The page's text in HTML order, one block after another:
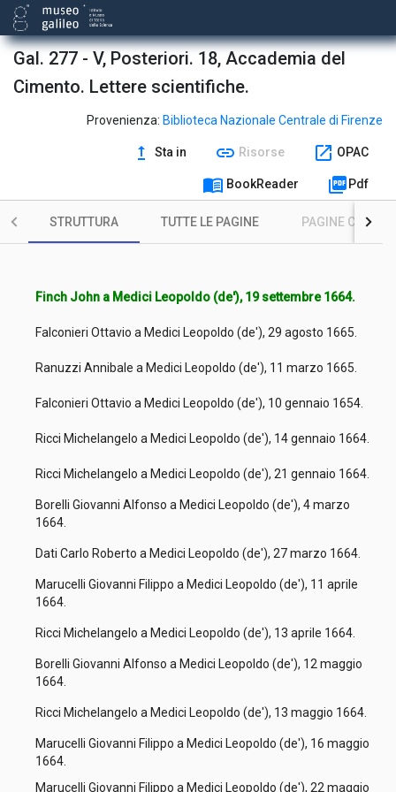
Gal. 277 - V, Posteriori. 18, Accademia del
Cimento. Lettere scientifiche.
Provenienza: Biblioteca Nazionale Centrale di Firenze
upgrade Sta in link Risorse open_in_new OPAC
menu_book BookReader picture_as_pdf Pdf
STRUTTURA TUTTE LE PAGINE PAGINE CON
Finch John a Medici Leopoldo (de'), 19 settembre 1664.
Falconieri Ottavio a Medici Leopoldo (de'), 29 agosto 1665.
Ranuzzi Annibale a Medici Leopoldo (de'), 11 marzo 1665.
Falconieri Ottavio a Medici Leopoldo (de'), 10 gennaio 1654.
Ricci Michelangelo a Medici Leopoldo (de'), 14 gennaio 1664.
Ricci Michelangelo a Medici Leopoldo (de'), 21 gennaio 1664.
Borelli Giovanni Alfonso a Medici Leopoldo (de'), 4 marzo
1664.
Dati Carlo Roberto a Medici Leopoldo (de'), 27 marzo 1664.
Marucelli Giovanni Filippo a Medici Leopoldo (de'), 11 aprile
1664.
Ricci Michelangelo a Medici Leopoldo (de'), 13 aprile 1664.
Borelli Giovanni Alfonso a Medici Leopoldo (de'), 12 maggio
1664.
Ricci Michelangelo a Medici Leopoldo (de'), 13 maggio 1664.
Marucelli Giovanni Filippo a Medici Leopoldo (de'), 16 maggio
1664.
Marucelli Giovanni Filippo a Medici Leopoldo (de'), 22 maggio